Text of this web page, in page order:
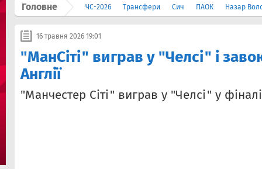
Головне ЧС-2026 Трансфери Сич ПАОК Назар
16 травня 2026 19:01
"МанСіті" виграв у "Челсі" і
Англії
"Манчестер Сіті" виграв у "Челсі" у